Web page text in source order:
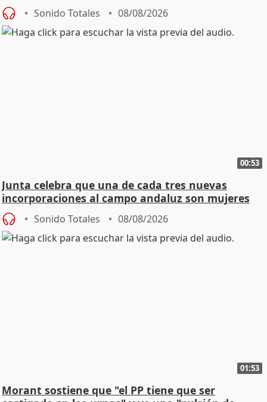
Sonido Totales 08/08/2026
00:53
Junta celebra que una de cada tres nuevas
incorporaciones al campo andaluz son mujeres
jóvenes
Sonido Totales 08/08/2026
01:53
Morant sostiene que "el PP tiene que ser